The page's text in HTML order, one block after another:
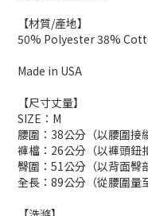
【材質/產地】
50% Polyester 38%
Made in USA
【尺寸丈量】
SIZE：M
腰圍：38公分（以腰圍接
褲檔：26公分（以褲頭鈕
臀圍：51公分（以背面臀
全長：89公分（從腰圍量